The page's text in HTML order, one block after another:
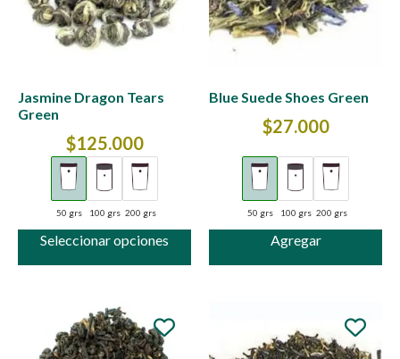
Jasmine Dragon Tears
Green
$125.000
Seleccionar opciones
50 grs 100 grs 200 grs
Blue Suede Shoes Green
$27.000
Agregar
50 grs 100 grs 200 grs